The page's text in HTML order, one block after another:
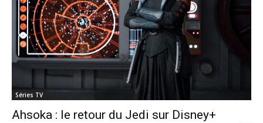
Séries TV
Ahsoka : le retour du Jedi sur Disney+